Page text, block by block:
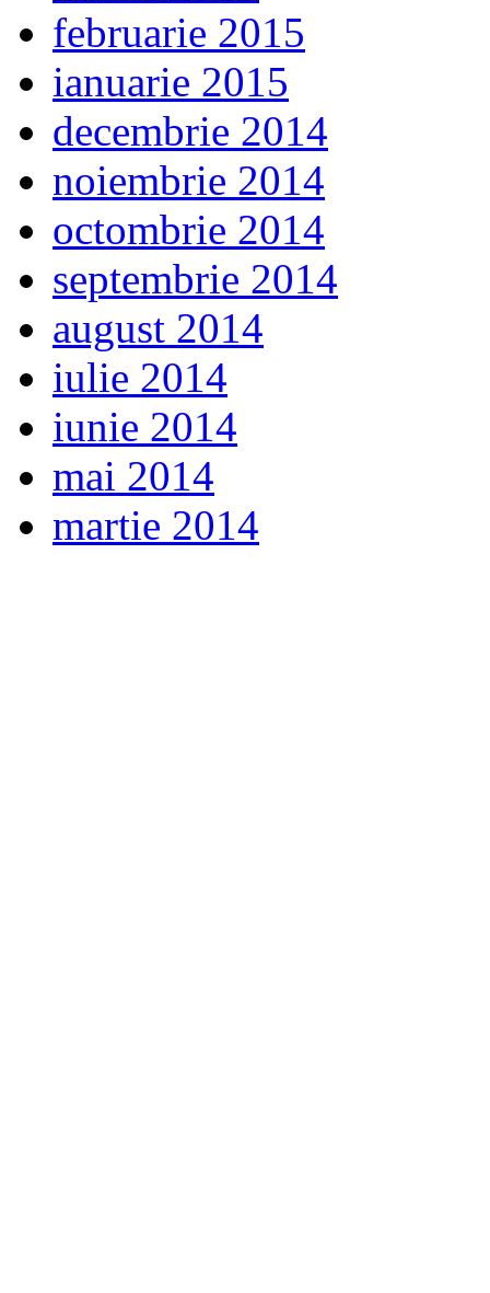
februarie 2015
ianuarie 2015
decembrie 2014
noiembrie 2014
octombrie 2014
septembrie 2014
august 2014
iulie 2014
iunie 2014
mai 2014
martie 2014